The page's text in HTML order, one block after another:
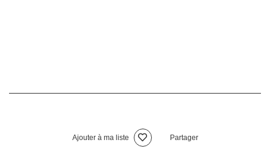
Ajouter à ma liste Partager